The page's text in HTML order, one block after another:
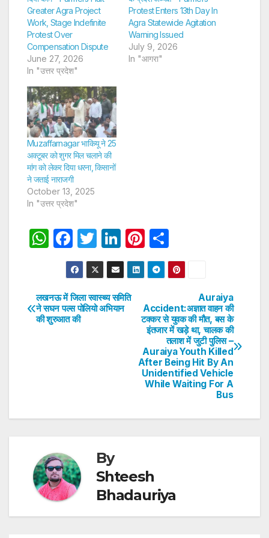
Greater Agra Project
Work, Stage Indefinite
Protest Over
Compensation Dispute
June 27, 2026
In "उत्तर प्रदेश"
Protest Enters 13th Day In
Agra Statewide Agitation
Warning Issued
July 9, 2026
In "आगरा"
Muzaffarnagar भाकियू ने 25
अक्टूबर को शुगर मिल चलाने की
मांग को लेकर दिया धरना, किसानों
ने जताई नाराजगी
October 13, 2025
In "उत्तर प्रदेश"
W
s
A
F
a
c
e
b
T
w
itt
er
Li
n
k
e
dI
Pi
nt
er
st
h
ar
Post
navigation
Auraiya
Accident:अज्ञात वाहन की
टक्कर से युवक की मौत, बस के
इंतजार में खड़े था, चालक की
तलाश में जुटी पुलिस –
Auraiya Youth Killed
After Being Hit By An
Unidentified Vehicle
While Waiting For A
Bus
लखनऊ में जिला स्वास्थ्य समिति
ने सघन पल्स पोलियो अभियान
की शुरुआत की
By
Shteesh
Bhadauriya